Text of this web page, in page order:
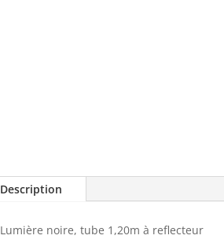
Description
Lumière noire, tube 1,20m à reflecteur